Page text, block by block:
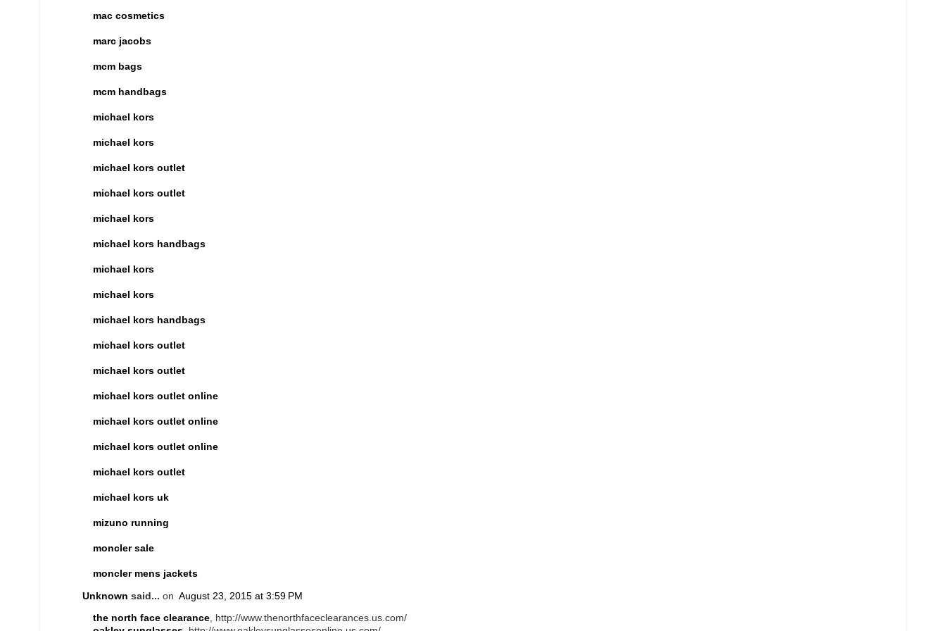
mac cosmetics
marc jacobs
mcm bags
mcm handbags
michael kors
michael kors
michael kors outlet
michael kors outlet
michael kors
michael kors handbags
michael kors
michael kors
michael kors handbags
michael kors outlet
michael kors outlet
michael kors outlet online
michael kors outlet online
michael kors outlet online
michael kors outlet
michael kors uk
mizuno running
moncler sale
moncler mens jackets
Unknown said... on August 23, 2015 at 3:59 PM
the north face clearance, http://www.thenorthfaceclearances.us.com/